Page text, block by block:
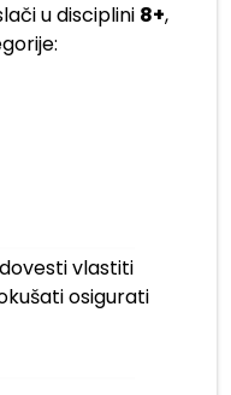
u disciplini 8+,
vlastiti
osigurati